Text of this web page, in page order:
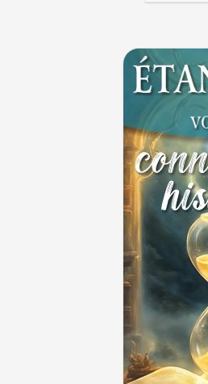
Le masque de
1ER JUILLET